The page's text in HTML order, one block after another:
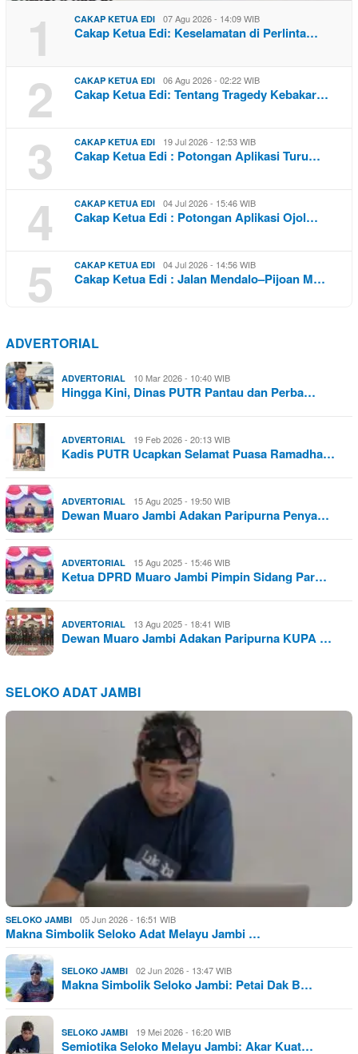
1 CAKAP KETUA EDI 07 Agu 2026 - 14:09 WIB
Cakap Ketua Edi: Keselamatan di Perlinta…
2 CAKAP KETUA EDI 06 Agu 2026 - 02:22 WIB
Cakap Ketua Edi: Tentang Tragedy Kebakar…
3 CAKAP KETUA EDI 19 Jul 2026 - 12:53 WIB
Cakap Ketua Edi : Potongan Aplikasi Turu…
4 CAKAP KETUA EDI 04 Jul 2026 - 15:46 WIB
Cakap Ketua Edi : Potongan Aplikasi Ojol…
5 CAKAP KETUA EDI 04 Jul 2026 - 14:56 WIB
Cakap Ketua Edi : Jalan Mendalo–Pijoan M…
ADVERTORIAL
ADVERTORIAL 10 Mar 2026 - 10:40 WIB
Hingga Kini, Dinas PUTR Pantau dan Perba…
ADVERTORIAL 19 Feb 2026 - 20:13 WIB
Kadis PUTR Ucapkan Selamat Puasa Ramadha…
ADVERTORIAL 15 Agu 2025 - 19:50 WIB
Dewan Muaro Jambi Adakan Paripurna Penya…
ADVERTORIAL 15 Agu 2025 - 15:46 WIB
Ketua DPRD Muaro Jambi Pimpin Sidang Par…
ADVERTORIAL 13 Agu 2025 - 18:41 WIB
Dewan Muaro Jambi Adakan Paripurna KUPA …
SELOKO ADAT JAMBI
SELOKO JAMBI 05 Jun 2026 - 16:51 WIB
Makna Simbolik Seloko Adat Melayu Jambi …
SELOKO JAMBI 02 Jun 2026 - 13:47 WIB
Makna Simbolik Seloko Jambi: Petai Dak B…
SELOKO JAMBI 19 Mei 2026 - 16:20 WIB
Semiotika Seloko Melayu Jambi: Akar Kuat…